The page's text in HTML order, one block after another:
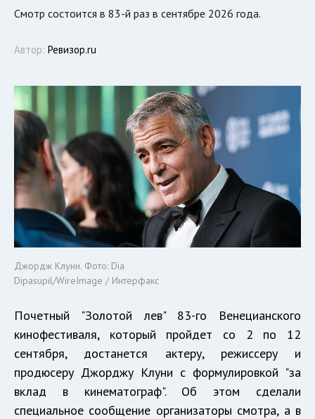
Смотр состоится в 83-й раз в сентябре 2026 года.
Автор: Ревизор.ru
Джордж Клуни. Фото: Dia
Dipasupil/WireImage / Интерфакс
Почетный "Золотой лев" 83-го Венецианского
кинофестиваля, который пройдет со 2 по 12
сентября, достанется актеру, режиссеру и
продюсеру Джорджу Клуни с формулировкой "за
вклад в кинематограф". Об этом сделали
специальное сообщение организаторы смотра, а в